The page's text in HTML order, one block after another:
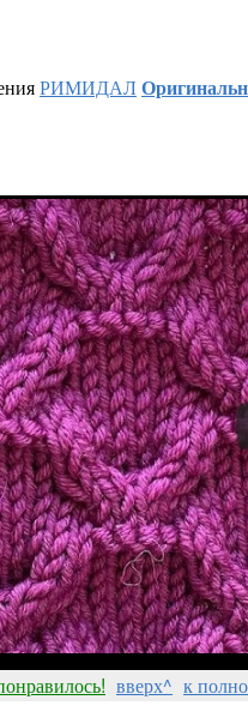
РИМИДАЛ
вверх^ к